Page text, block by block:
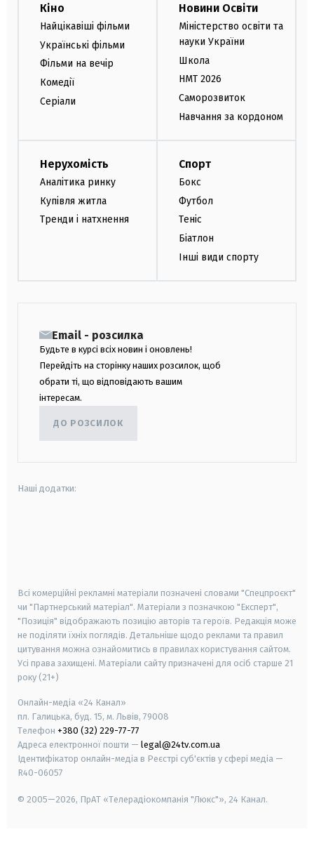
Кіно
Найцікавіші фільми
Українські фільми
Фільми на вечір
Комедії
Серіали
Новини Освіти
Міністерство освіти та
науки України
Школа
НМТ 2026
Саморозвиток
Навчання за кордоном
Нерухомість
Аналітика ринку
Купівля житла
Тренди і натхнення
Спорт
Бокс
Футбол
Теніс
Біатлон
Інші види спорту
Email - розсилка
Будьте в курсі всіх новин і оновлень!
Перейдіть на сторінку наших розсилок, щоб
обрати ті, що відповідають вашим
інтересам.
ДО РОЗСИЛОК
Наші додатки:
Всі комерційні рекламні матеріали позначені словами "Спецпроєкт"
чи "Партнерський матеріал". Матеріали з позначкою "Експерт",
"Позиція" відображають позицію авторів та героїв. Редакція може
не поділяти їхніх поглядів. Детальніше щодо реклами та правил
цитування можна ознайомитись в правилах користування сайтом.
Усі права захищені. Матеріали сайту призначені для осіб старше 21
року (21+)
Онлайн-медіа «24 Канал»
пл. Галицька, буд. 15, м. Львів, 79008
Телефон +380 (32) 229-77-77
Адреса електронної пошти — legal@24tv.com.ua
Ідентифікатор онлайн-медіа в Реєстрі суб'єктів у сфері медіа —
R40-06057
© 2005—2026, ПрАТ «Телерадіокомпанія "Люкс"», 24 Канал.